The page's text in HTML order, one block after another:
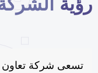
تسعى شركة تعاون